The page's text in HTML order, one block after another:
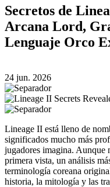
Secretos de
Arcana Lord,
Lenguaje Orco
24 jun. 2026
Lineage II está lleno de
significados mucho más
jugadores imagina. Aunque
primera vista, un análisis
terminología coreana
historia, la mitología y las